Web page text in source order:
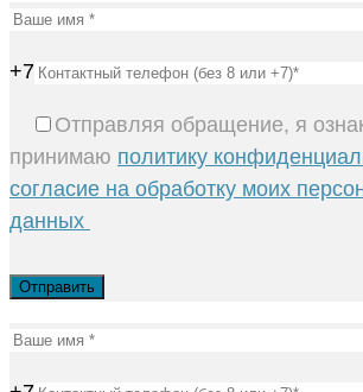
+7
Отправляя обращение, я
принимаю политику
согласие на обработку моих
данных